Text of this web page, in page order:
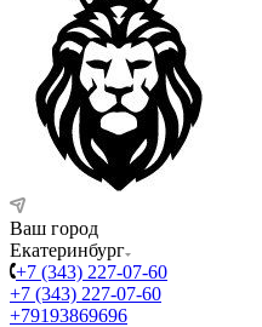
Ваш город
Екатеринбург
+7 (343) 227-07-60
+7 (343) 227-07-60
+79193869696